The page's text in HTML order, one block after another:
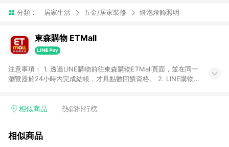
分類： 居家生活 五金/居家裝修 燈泡燈飾照明
東森購物 ETMall
注意事項： 1. 透過LINE購物前往東森購物ETMall頁面，並在同一
瀏覽器於24小時內完成結帳，才具點數回饋資格。 2. LINE購物
單，皆不在點數回饋範圍內。 3. 如購買以下類別商品，將無法獲
球嚴選、商城、專案商品、「草莓網」全館商品。 4. 如取消訂
相似商品 熱銷排行榜
相似商品